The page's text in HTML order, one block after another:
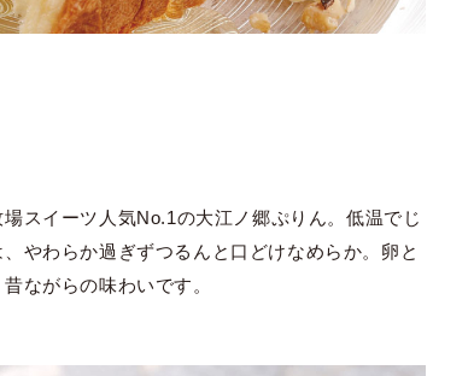
スイーツ人気No.1の大江ノ郷ぷりん。低温でじ
やわらか過ぎずつるんと口どけなめらか。卵と
ながらの味わいです。